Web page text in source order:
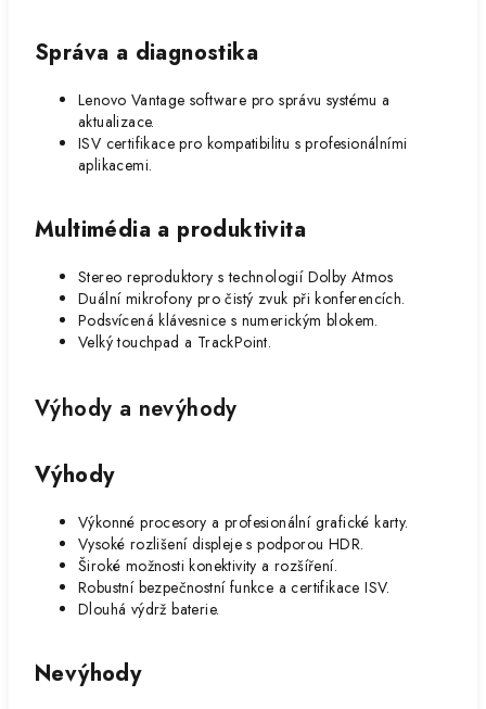
Správa a diagnostika
Lenovo Vantage software pro správu systému a
aktualizace.
ISV certifikace pro kompatibilitu s profesionálními
aplikacemi.
Multimédia a produktivita
Stereo reproduktory s technologií Dolby Atmos
Duální mikrofony pro čistý zvuk při konferencích.
Podsvícená klávesnice s numerickým blokem.
Velký touchpad a TrackPoint.
Výhody a nevýhody
Výhody
Výkonné procesory a profesionální grafické karty.
Vysoké rozlišení displeje s podporou HDR.
Široké možnosti konektivity a rozšíření.
Robustní bezpečnostní funkce a certifikace ISV.
Dlouhá výdrž baterie.
Nevýhody